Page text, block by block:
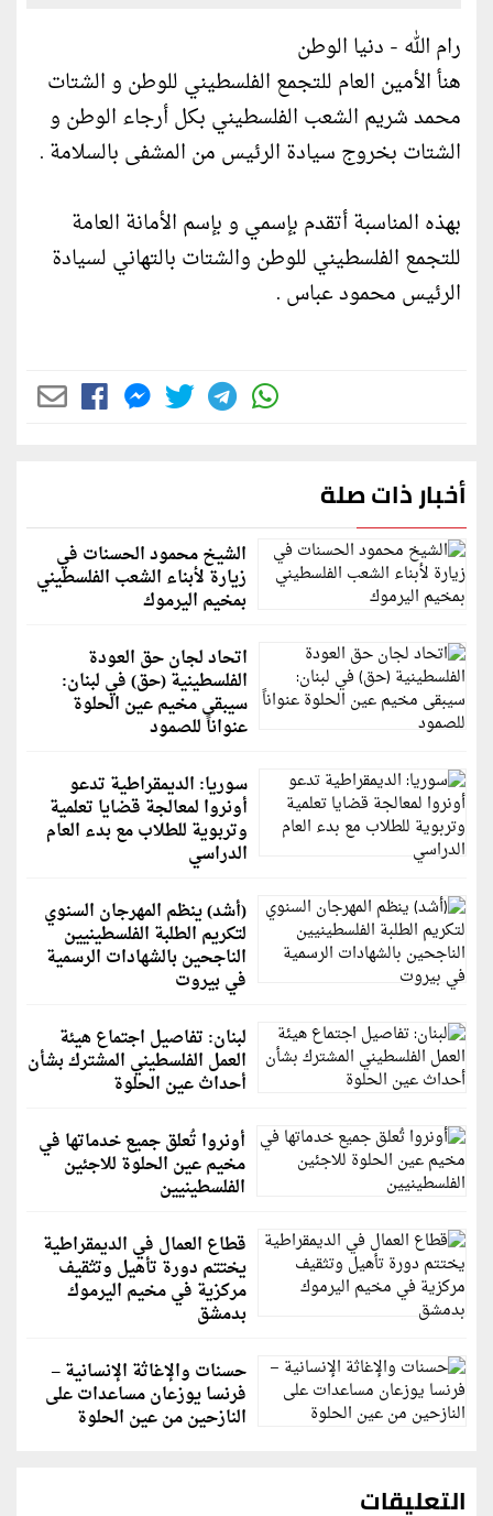
رام الله - دنيا الوطن
هنأ الأمين العام للتجمع الفلسطيني للوطن و الشتات
محمد شريم الشعب الفلسطيني بكل أرجاء الوطن و
الشتات بخروج سيادة الرئيس من المشفى بالسلامة .
بهذه المناسبة أتقدم بإسمي و بإسم الأمانة العامة
للتجمع الفلسطيني للوطن والشتات بالتهاني لسيادة
الرئيس محمود عباس .
أخبار ذات صلة
الشيخ محمود الحسنات في
زيارة لأبناء الشعب الفلسطيني
بمخيم اليرموك
اتحاد لجان حق العودة
الفلسطينية (حق) في لبنان:
سيبقى مخيم عين الحلوة
عنواناً للصمود
سوريا: الديمقراطية تدعو
أونروا لمعالجة قضايا تعلمية
وتربوية للطلاب مع بدء العام
الدراسي
(أشد) ينظم المهرجان السنوي
لتكريم الطلبة الفلسطينيين
الناجحين بالشهادات الرسمية
في بيروت
لبنان: تفاصيل اجتماع هيئة
العمل الفلسطيني المشترك بشأن
أحداث عين الحلوة
أونروا تُعلق جميع خدماتها في
مخيم عين الحلوة للاجئين
الفلسطينيين
قطاع العمال في الديمقراطية
يختتم دورة تأهيل وتثقيف
مركزية في مخيم اليرموك
بدمشق
حسنات والإغاثة الإنسانية –
فرنسا يوزعان مساعدات على
النازحين من عين الحلوة
التعليقات